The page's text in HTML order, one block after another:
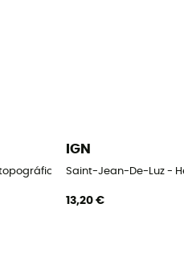
IGN
Saint-Jean-De-Luz -
13,20 €